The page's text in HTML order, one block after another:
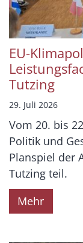
EU-
Tutzing
29. Juli 2026
Vom 20. bis
Politik und
Planspiel der
Tutzing teil.
Mehr